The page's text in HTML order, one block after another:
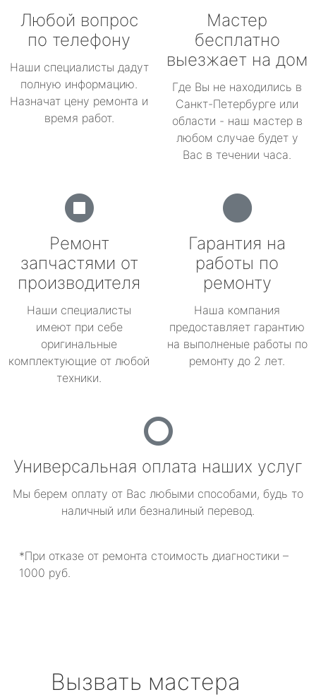
Любой вопрос
по телефону
Наши специалисты дадут
полную информацию.
Назначат цену ремонта и
время работ.
Мастер
бесплатно
выезжает на дом
Где Вы не находились в
Санкт-Петербурге или
области - наш мастер в
любом случае будет у
Вас в течении часа.
Ремонт
запчастями от
производителя
Наши специалисты
имеют при себе
оригинальные
комплектующие от любой
техники.
Гарантия на
работы по
ремонту
Наша компания
предоставляет гарантию
на выполненые работы по
ремонту до 2 лет.
Универсальная оплата наших услуг
Мы берем оплату от Вас любыми способами, будь то
наличный или безналиный перевод.
*При отказе от ремонта стоимость диагностики –
1000 руб.
Вызвать мастера